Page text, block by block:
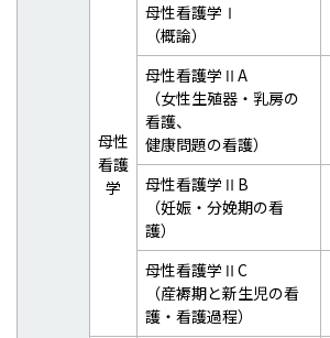
母性
看護
学
母性看護学Ⅰ
（概論）
母性看護学ⅡA
（女性生殖器・乳房の
看護、
健康問題の看護）
母性看護学ⅡB
（妊娠・分娩期の看
護）
母性看護学ⅡC
（産褥期と新生児の看
護・看護過程）